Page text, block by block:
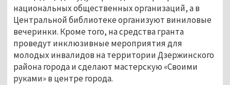
национальных общественных организаций, а в
Центральной библиотеке организуют виниловые
вечеринки. Кроме того, на средства гранта
проведут инклюзивные мероприятия для
молодых инвалидов на территории Дзержинского
района города и сделают мастерскую «Своими
руками» в центре города.